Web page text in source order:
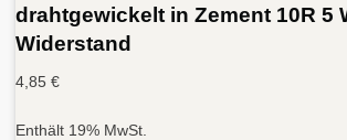
drahtgewickelt in Zement 10R 5
Widerstand
4,85 €
Enthält 19% MwSt.